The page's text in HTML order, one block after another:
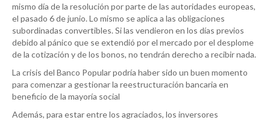
mismo día de la resolución por parte de las autoridades europeas,
el pasado 6 de junio. Lo mismo se aplica a las obligaciones
subordinadas convertibles. Si las vendieron en los días previos
debido al pánico que se extendió por el mercado por el desplome
de la cotización y de los bonos, no tendrán derecho a recibir nada.
La crisis del Banco Popular podría haber sido un buen momento
para comenzar a gestionar la reestructuración bancaria en
beneficio de la mayoría social
Además, para estar entre los agraciados, los inversores